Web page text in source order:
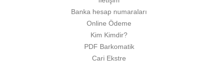
Banka hesap numaraları
Online Ödeme
Kim Kimdir?
PDF Barkomatik
Cari Ekstre